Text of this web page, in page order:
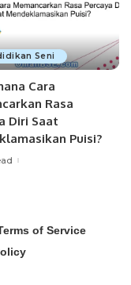
Seni
Cara
Rasa
Diri Saat
Puisi?
of Service